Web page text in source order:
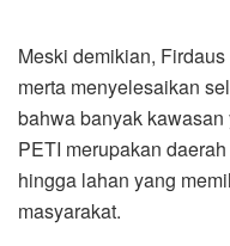
Meski demikian,
merta menyelesaikan
bahwa banyak
PETI merupakan
hingga lahan yang
masyarakat.